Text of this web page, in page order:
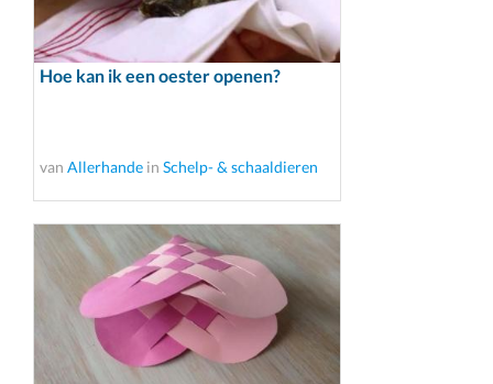
Hoe kan ik een oester openen?
van Allerhande in Schelp- & schaaldieren